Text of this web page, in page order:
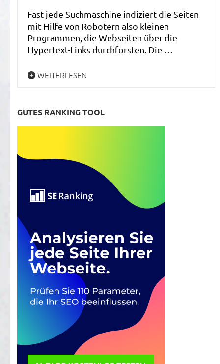
Fast jede Suchmaschine indiziert die Seiten
mit Hilfe von Robotern also kleinen
Programmen, die Webseiten über die
Hypertext-Links durchforsten. Die …
WEITERLESEN
GUTES RANKING TOOL